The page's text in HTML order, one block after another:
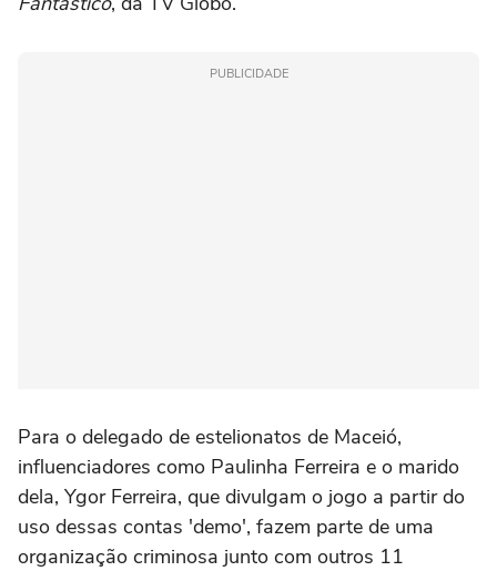
PUBLICIDADE
Para o delegado de estelionatos de Maceió,
influenciadores como Paulinha Ferreira e o marido
dela, Ygor Ferreira, que divulgam o jogo a partir do
uso dessas contas 'demo', fazem parte de uma
organização criminosa junto com outros 11